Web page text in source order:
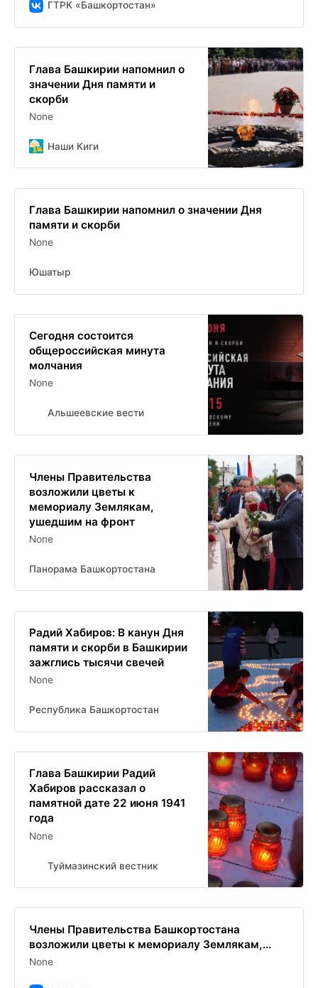
ГТРК «Башкортостан»
Глава Башкирии напомнил о
значении Дня памяти и
скорби
None
Наши Киги
Глава Башкирии напомнил о значении Дня
памяти и скорби
None
Юшатыр
Сегодня состоится
общероссийская минута
молчания
None
Альшеевские вести
Члены Правительства
возложили цветы к
мемориалу Землякам,
ушедшим на фронт
None
Панорама Башкортостана
Радий Хабиров: В канун Дня
памяти и скорби в Башкирии
зажглись тысячи свечей
None
Республика Башкортостан
Глава Башкирии Радий
Хабиров рассказал о
памятной дате 22 июня 1941
года
None
Туймазинский вестник
Члены Правительства Башкортостана
возложили цветы к мемориалу Землякам,...
None